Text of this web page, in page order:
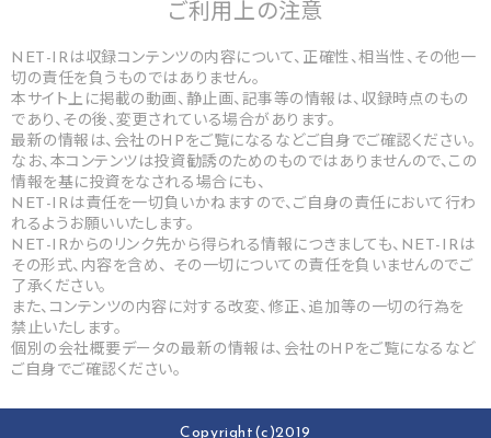
ご利用上の注意
NET-IRは収録コンテンツの内容について、正確性、相当性、その他一
切の責任を負うものではありません。
本サイト上に掲載の動画、静止画、記事等の情報は、収録時点のもの
であり、その後、変更されている場合があります。
最新の情報は、会社のHPをご覧になるなどご自身でご確認ください。
なお、本コンテンツは投資勧誘のためのものではありませんので、この
情報を基に投資をなされる場合にも、
NET-IRは責任を一切負いかねますので、ご自身の責任において行わ
れるようお願いいたします。
NET-IRからのリンク先から得られる情報につきましても、NET-IRは
その形式、内容を含め、 その一切についての責任を負いませんのでご
了承ください。
また、コンテンツの内容に対する改変、修正、追加等の一切の行為を
禁止いたします。
個別の会社概要データの最新の情報は、会社のHPをご覧になるなど
ご自身でご確認ください。
Copyright(c)2019